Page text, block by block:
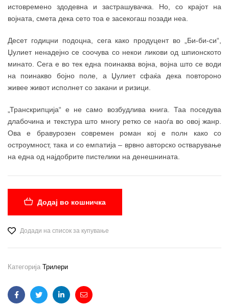
истовремено здодевна и застрашувачка. Но, со крајот на
војната, смета дека сето тоа е засекогаш позади неа.
Десет годицни подоцна, сега како продуцент во „Би-би-си“,
Џулиет ненадејно се соочува со некои ликови од шпионското
минато. Сега е во тек една поинаква војна, војна што се води
на поинакво бојно поле, а Џулиет сфаќа дека повтороно
живее живот исполнет со закани и ризици.
„Транскрипција“ е не само возбудлива книга. Таа поседува
длабочина и текстура што многу ретко се наоѓа во овој жанр.
Ова е бравурозен современ роман кој е полн како со
остроумност, така и со емпатија – врвно авторско остварување
на една од најдобрите пистелики на денешнината.
Додај во кошничка
Додади на список за купување
Категорија Трилери
FacebookTwitterLinkedinEmail